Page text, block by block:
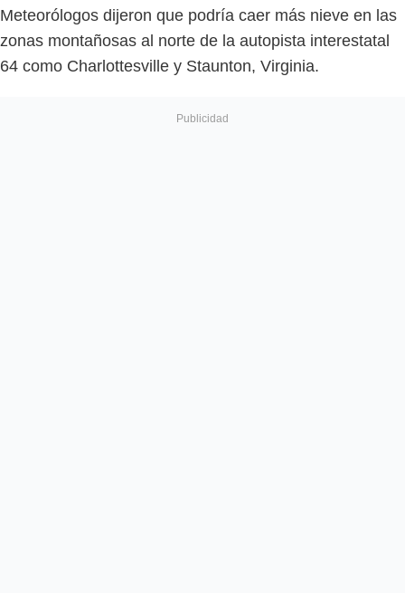
Meteorólogos dijeron que podría caer más nieve en las
zonas montañosas al norte de la autopista interestatal
64 como Charlottesville y Staunton, Virginia.